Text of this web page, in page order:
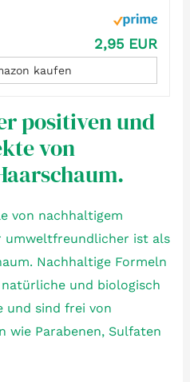
2,95 EUR
kaufen
positiven und
von
von nachhaltigem
umweltfreundlicher ist als
Nachhaltige Formeln
und biologisch
und sind frei von
wie Parabenen, Sulfaten